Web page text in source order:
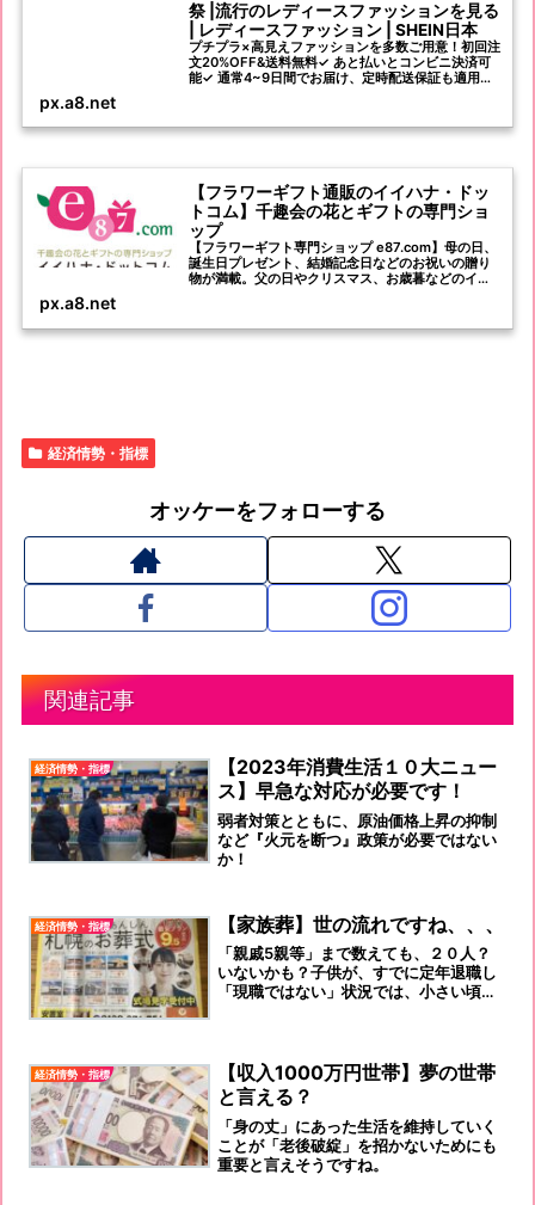
祭 |流行のレディースファッションを見る
| レディースファッション | SHEIN日本
プチプラ×高見えファッションを多数ご用意！初回注
文20%OFF&送料無料✓ あと払いとコンビニ決済可
能✓ 通常4~9日間でお届け、定時配送保証も適用可
px.a8.net
【フラワーギフト通販のイイハナ・ドッ
トコム】千趣会の花とギフトの専門ショ
ップ
【フラワーギフト専門ショップ e87.com】母の日、
誕生日プレゼント、結婚記念日などのお祝いの贈り
物が満載。父の日やクリスマス、お歳暮などのイベ
px.a8.net
経済情勢・指標
オッケーをフォローする
関連記事
経済情勢・指標
【2023年消費生活１０大ニュー
ス】早急な対応が必要です！
弱者対策とともに、原油価格上昇の抑制
など『火元を断つ』政策が必要ではない
か！
経済情勢・指標 【家族葬】世の流れですね、、、
「親戚5親等」まで数えても、２０人？
いないかも？子供が、すでに定年退職し
「現職ではない」状況では、小さい頃か
経済情勢・指標
【収入1000万円世帯】夢の世帯
と言える？
「身の丈」にあった生活を維持していく
ことが「老後破綻」を招かないためにも
重要と言えそうですね。